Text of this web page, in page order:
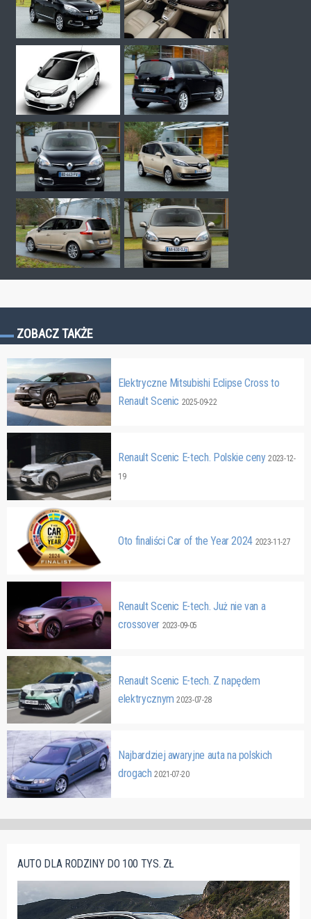
ZOBACZ TAKŻE
Elektryczne Mitsubishi Eclipse Cross to
Renault Scenic 2025-09-22
Renault Scenic E-tech. Polskie ceny2023-12-
19
Oto finaliści Car of the Year 2024 2023-11-27
Renault Scenic E-tech. Już nie van a
crossover 2023-09-05
Renault Scenic E-tech. Z napędem
elektrycznym2023-07-28
Najbardziej awaryjne auta na polskich
drogach2021-07-20
AUTO DLA RODZINY DO 100 TYS. ZŁ